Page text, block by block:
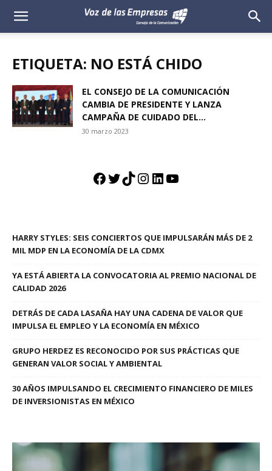
Voz
Empresas
ETIQUETA: NO ESTÁ CHIDO
EL CONSEJO DE LA COMUNICACIÓN
CAMBIA DE PRESIDENTE Y LANZA
CAMPAÑA DE CUIDADO DEL...
30 marzo 2023
Facebook
Twitter
TikTok
Instagram
LinkedIn
YouTube
HARRY STYLES: SEIS CONCIERTOS QUE IMPULSARÁN MÁS DE 2
MIL MDP EN LA ECONOMÍA DE LA CDMX
YA ESTÁ ABIERTA LA CONVOCATORIA AL PREMIO NACIONAL DE
CALIDAD 2026
DETRÁS DE CADA LASAÑA HAY UNA CADENA DE VALOR QUE
IMPULSA EL EMPLEO Y LA ECONOMÍA EN MÉXICO
GRUPO HERDEZ ES RECONOCIDO POR SUS PRÁCTICAS QUE
GENERAN VALOR SOCIAL Y AMBIENTAL
30 AÑOS IMPULSANDO EL CRECIMIENTO FINANCIERO DE MILES
DE INVERSIONISTAS EN MÉXICO